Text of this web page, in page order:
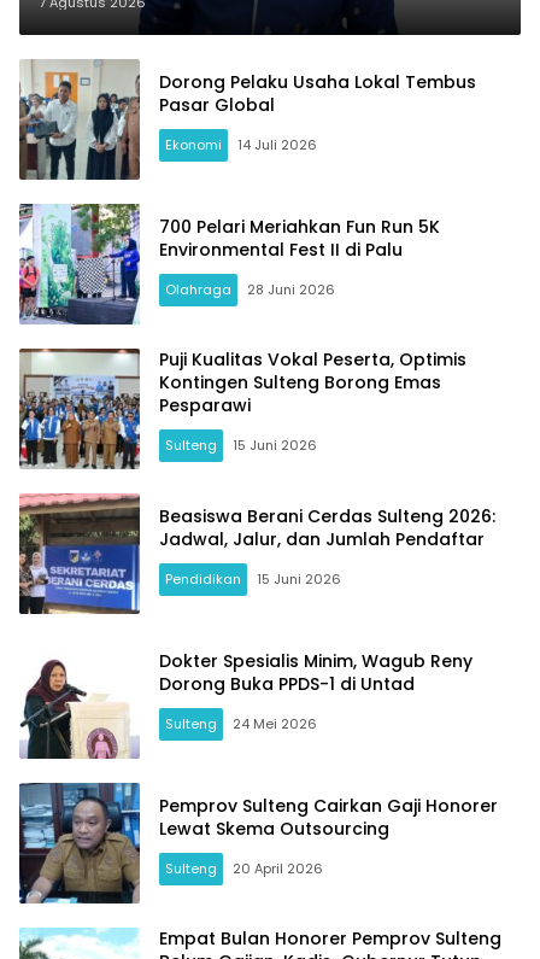
Dorong Pelaku Usaha Lokal Tembus
Pasar Global
Ekonomi 14 Juli 2026
700 Pelari Meriahkan Fun Run 5K
Environmental Fest II di Palu
Olahraga 28 Juni 2026
Puji Kualitas Vokal Peserta, Optimis
Kontingen Sulteng Borong Emas
Pesparawi
Sulteng 15 Juni 2026
Beasiswa Berani Cerdas Sulteng 2026:
Jadwal, Jalur, dan Jumlah Pendaftar
Pendidikan 15 Juni 2026
Dokter Spesialis Minim, Wagub Reny
Dorong Buka PPDS-1 di Untad
Sulteng 24 Mei 2026
Pemprov Sulteng Cairkan Gaji Honorer
Lewat Skema Outsourcing
Sulteng 20 April 2026
Empat Bulan Honorer Pemprov Sulteng